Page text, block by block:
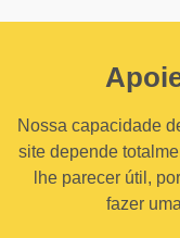
Nossa capacidade
site depende
lhe parecer útil,
fazer